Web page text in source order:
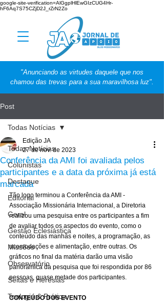
google-site-verification=AlGgplHlEwGIzCUG4Hr-
hF6Aq7S75CZjD2J_rZrN2Zo
"Anunciando as virtudes daquele que nos
chamou das trevas para a sua maravilhosa luz".
Post
Todas Notícias
Colunistas
Destaque
Editorial
Geral
Gestão Eclesiástica
Missões
Observatório
Seitas e Heresias
Teologia & Prática
Todas Notícias
Conferência da AMI foi avaliada pelos
participantes e a data da próxima já está
marcada
Edição JA
27 de nov. de 2023
Tão logo terminou a Conferência da AMI -
Associação Missionária Internacional, a Diretoria
realizou uma pesquisa entre os participantes a fim
de avaliar todos os aspectos do evento, como o
conteúdo das manhãs e noites, a programação, as
acomodações e alimentação, entre outras. Os
gráficos no final da matéria darão uma visão
panorâmica da pesquisa que foi respondida por 86
pessoas, quase metade dos participantes.
CONTEÚDO DOS EVENTO